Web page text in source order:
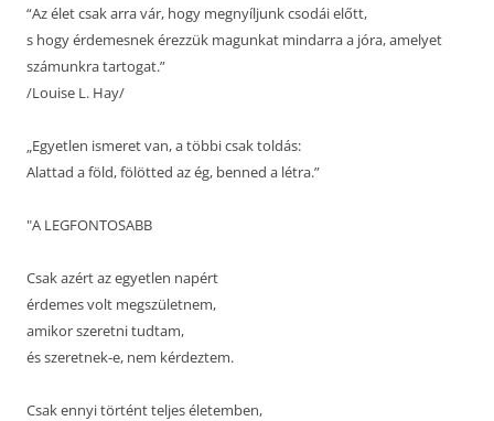
“Az élet csak arra vár, hogy megnyíljunk csodái előtt,
s hogy érdemesnek érezzük magunkat mindarra a jóra, amelyet
számunkra tartogat.”
/Louise L. Hay/
„Egyetlen ismeret van, a többi csak toldás:
Alattad a föld, fölötted az ég, benned a létra.”
"A LEGFONTOSABB
Csak azért az egyetlen napért
érdemes volt megszületnem,
amikor szeretni tudtam,
és szeretnek-e, nem kérdeztem.
Csak ennyi történt teljes életemben,